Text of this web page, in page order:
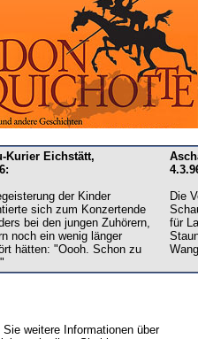
Kurier Eichstätt,
der Kinder
sich zum Konzertende
bei den jungen Zuhörern,
noch ein wenig länger
hätten: "Oooh. Schon zu
Die
für
weitere Informationen über